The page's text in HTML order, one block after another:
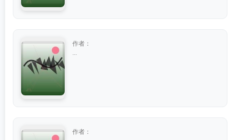
作者：
作者：